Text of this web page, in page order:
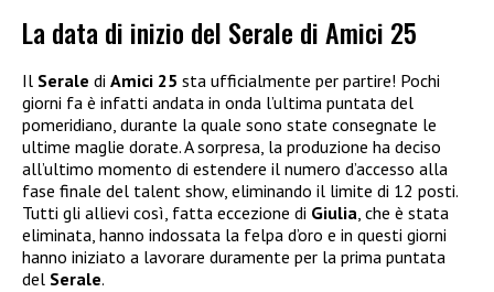
La data di inizio del Serale di Amici 25
Il Serale di Amici 25 sta ufficialmente per partire! Pochi
giorni fa è infatti andata in onda l’ultima puntata del
pomeridiano, durante la quale sono state consegnate le
ultime maglie dorate. A sorpresa, la produzione ha deciso
all’ultimo momento di estendere il numero d’accesso alla
fase finale del talent show, eliminando il limite di 12 posti.
Tutti gli allievi così, fatta eccezione di Giulia, che è stata
eliminata, hanno indossata la felpa d’oro e in questi giorni
hanno iniziato a lavorare duramente per la prima puntata
del Serale.